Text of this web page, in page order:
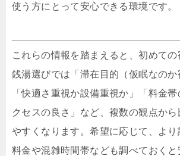
使う方にとって安心できる環境です。
これらの情報を踏まえると、初めて
銭湯選びでは「滞在目的（仮眠なのか
「快適さ重視か設備重視か」「料金
クセスの良さ」など、複数の観点か
やすくなります。希望に応じて、より
料金や混雑時間帯なども調べておくと